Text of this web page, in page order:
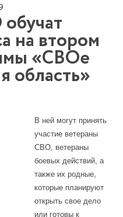
на втором
«СВОе
область»
В ней могут принять
участие ветераны
СВО, ветераны
боевых действий, а
также их родные,
которые планируют
открыть свое дело
или готовы к